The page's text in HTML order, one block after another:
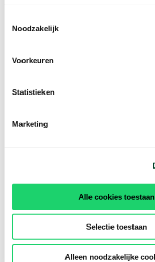
Noodzakelijk
Voorkeuren
Statistieken
Marketing
Alle cookies toestaan
Selectie toestaan
Alleen noodzakelijke